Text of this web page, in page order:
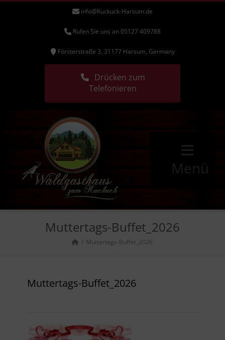
info@Kuckuck-Harsum.de
Rufen Sie uns an 05127 409788
Försterstraße 3, 31177 Harsum, Germany
Drücken zum
Telefonieren
Menü
Muttertags-Buffet_2026
Muttertags-Buffet_2026
Muttertags-Buffet_2026